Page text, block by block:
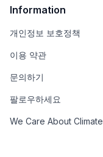
Information
개인정보 보호정책
이용 약관
문의하기
팔로우하세요
We Care About Climate